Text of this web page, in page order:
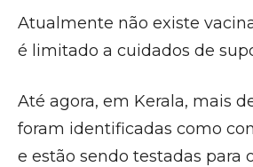
Atualmente não existe
é limitado a cuidados de
Até agora, em Kerala, mais
foram identificadas como
e estão sendo testadas para